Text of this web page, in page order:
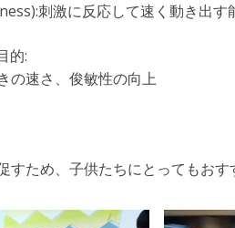
刺激に反応して速く動き出す
的:
の速さ、俊敏性の向上
すため、子供たちにとってもおす